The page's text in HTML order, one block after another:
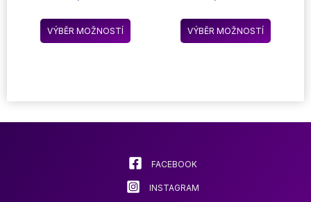
DOMÁCÍ
DVOUÚČELOVÝ
BEZDRÁTOVÝ
PRACHOVÝ FILTR
VÝBĚR MOŽNOSTÍ
Tento
produkt
Možnosti
stránce
produktu
HUMPING DOG
RASCAL DOG TOY
UVOLNĚNÍ TLAKU
HRAČKA PRO
VÝBĚR MOŽNOSTÍ
Tento
produkt
FACEBOOK
INSTAGRAM